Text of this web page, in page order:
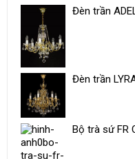
Đèn trần
Đèn trần
Bộ trà sứ ​FR